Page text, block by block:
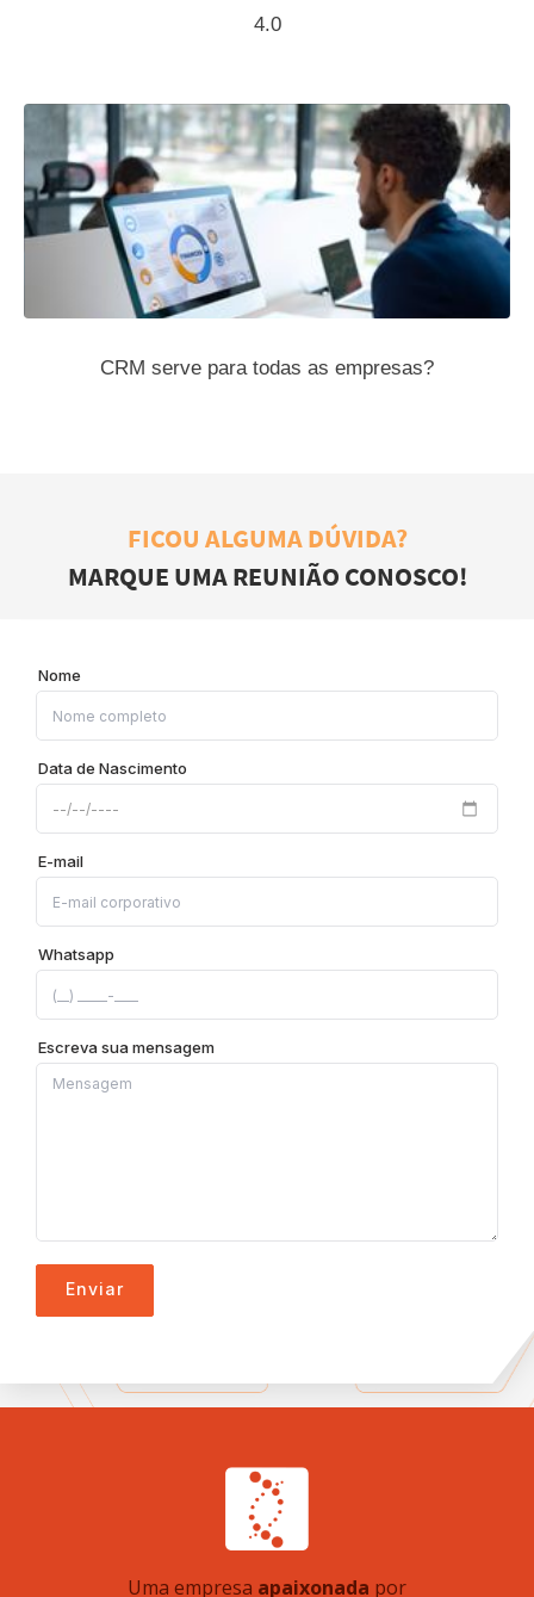
4.0
CRM serve para todas as empresas?
FICOU ALGUMA DÚVIDA?
MARQUE UMA REUNIÃO CONOSCO!
Nome
Data de Nascimento
E-mail
Whatsapp
Escreva sua mensagem
Enviar
Uma empresa apaixonada por